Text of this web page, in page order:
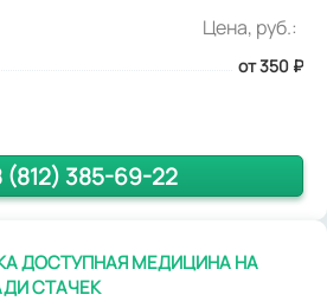
Цена, руб.:
от 350 ₽
(812) 385-69-22
ДОСТУПНАЯ МЕДИЦИНА НА
СТАЧЕК